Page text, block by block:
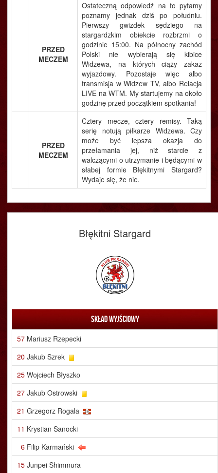
PRZED
MECZEM
Ostateczną odpowiedź na to pytamy
poznamy jednak dziś po południu.
Pierwszy gwizdek sędziego na
stargardzkim obiekcie rozbrzmi o
godzinie 15:00. Na północny zachód
Polski nie wybierają się kibice
Widzewa, na których ciąży zakaz
wyjazdowy. Pozostaje więc albo
transmisja w Widzew TV, albo Relacja
LIVE na WTM. My startujemy na około
godzinę przed początkiem spotkania!
PRZED
MECZEM
Cztery mecze, cztery remisy. Taką
serię notują piłkarze Widzewa. Czy
może być lepsza okazja do
przełamania jej, niż starcie z
walczącymi o utrzymanie i będącymi w
słabej formie Błękitnymi Stargard?
Wydaje się, że nie.
Błękitni Stargard
Skład wyjściowy
57 Mariusz Rzepecki
20 Jakub Szrek
25 Wojciech Błyszko
27 Jakub Ostrowski
21 Grzegorz Rogala
11 Krystian Sanocki
6 Filip Karmański
15 Junpei Shimmura